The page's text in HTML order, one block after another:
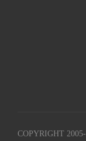
COPYRIGHT 2005-